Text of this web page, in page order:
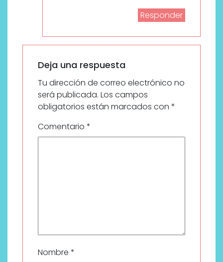
Responder
Deja una respuesta
Tu dirección de correo electrónico no
será publicada. Los campos
obligatorios están marcados con *
Comentario *
Nombre *